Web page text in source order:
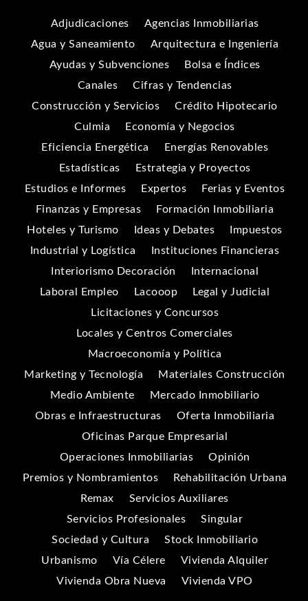
Adjudicaciones
Agencias Inmobiliarias
Agua y Saneamiento
Arquitectura e Ingeniería
Ayudas y Subvenciones
Bolsa e Índices
Canales
Cifras y Tendencias
Construcción y Servicios
Crédito Hipotecario
Culmia
Economía y Negocios
Eficiencia Energética
Energías Renovables
Estadísticas
Estrategia y Proyectos
Estudios e Informes
Expertos
Ferias y Eventos
Finanzas y Empresas
Formación Inmobiliaria
Hoteles y Turismo
Ideas y Debates
Impuestos
Industrial y Logística
Instituciones Financieras
Interiorismo Decoración
Internacional
Laboral Empleo
Lacooop
Legal y Judicial
Licitaciones y Concursos
Locales y Centros Comerciales
Macroeconomía y Política
Marketing y Tecnología
Materiales Construcción
Medio Ambiente
Mercado Inmobiliario
Obras e Infraestructuras
Oferta Inmobiliaria
Oficinas Parque Empresarial
Operaciones Inmobiliarias
Opinión
Premios y Nombramientos
Rehabilitación Urbana
Remax
Servicios Auxiliares
Servicios Profesionales
Singular
Sociedad y Cultura
Stock Inmobiliario
Urbanismo
Vía Célere
Vivienda Alquiler
Vivienda Obra Nueva
Vivienda VPO